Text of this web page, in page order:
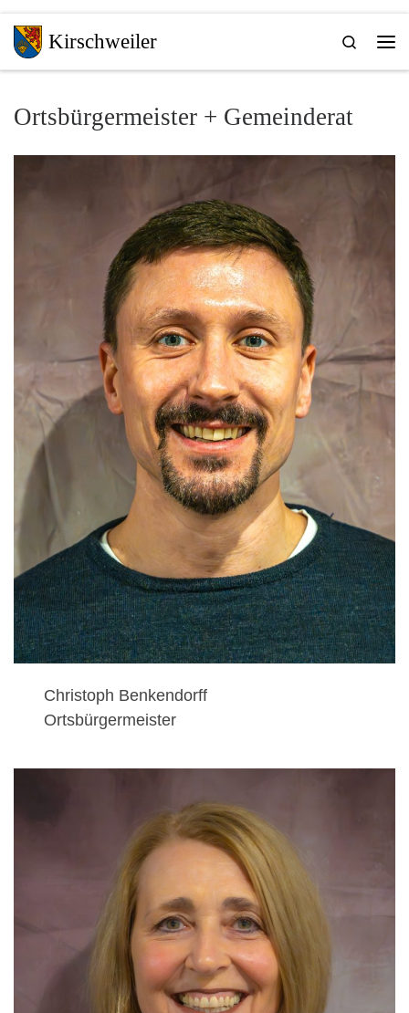
Zum Inhalt springen
Kirschweiler
Search
Ortsbürgermeister + Gemeinderat
Christoph Benkendorff
Ortsbürgermeister